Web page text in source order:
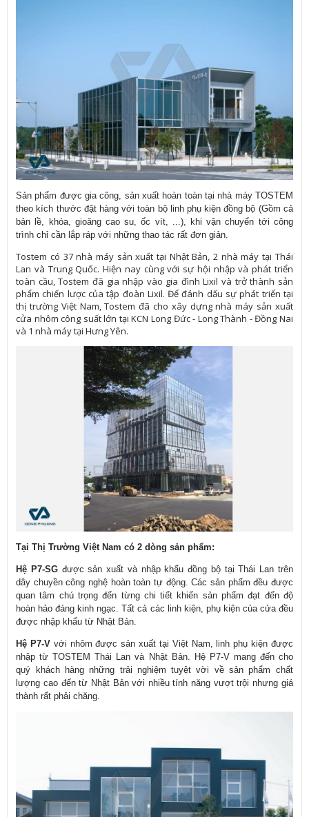
Sản phẩm được gia công, sản xuất hoàn toàn tại nhà máy TOSTEM
theo kích thước đặt hàng với toàn bộ linh phụ kiện đồng bộ (Gồm cả
bản lề, khóa, gioăng cao su, ốc vít, ...), khi vận chuyển tới công
trình chỉ cần lắp ráp với những thao tác rất đơn giản.
Tostem có 37 nhà máy sản xuất tại Nhật Bản, 2 nhà máy tại Thái
Lan và Trung Quốc. Hiện nay cùng với sự hội nhập và phát triển
toàn cầu, Tostem đã gia nhập vào gia đình Lixil và trở thành sản
phẩm chiến lược của tập đoàn Lixil. Để đánh dấu sự phát triển tại
thị trường Việt Nam, Tostem đã cho xây dựng nhà máy sản xuất
cửa nhôm công suất lớn tại KCN Long Đức - Long Thành - Đồng Nai
và 1 nhà máy tại Hưng Yên.
Tại Thị Trường Việt Nam có 2 dòng sản phẩm:
Hệ P7-SGđược sản xuất và nhập khẩu đồng bộ tại Thái Lan trên
dây chuyền công nghệ hoàn toàn tự động. Các sản phẩm đều được
quan tâm chú trọng đến từng chi tiết khiến sản phẩm đạt đến độ
hoàn hảo đáng kinh ngạc. Tất cả các linh kiện, phụ kiện của cửa đều
được nhập khẩu từ Nhật Bản.
Hệ P7-V với nhôm được sản xuất tại Việt Nam, linh phụ kiện được
nhập từTOSTEM Thái Lan và Nhật Bản. Hệ P7-V mang đến cho
quý khách hàng những trải nghiệm tuyệt vời về sản phẩm chất
lượng cao đến từ Nhật Bản với nhiều tính năng vượt trội nhưng giá
thành rất phải chăng.